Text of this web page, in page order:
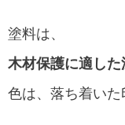
塗料は、
木材保護に適し
色は、落ち着いた